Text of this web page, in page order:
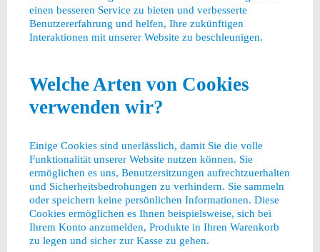
einen besseren Service zu bieten und verbesserte
Benutzererfahrung und helfen, Ihre zukünftigen
Interaktionen mit unserer Website zu beschleunigen.
Welche Arten von Cookies
verwenden wir?
Einige Cookies sind unerlässlich, damit Sie die volle
Funktionalität unserer Website nutzen können. Sie
ermöglichen es uns, Benutzersitzungen aufrechtzuerhalten
und Sicherheitsbedrohungen zu verhindern. Sie sammeln
oder speichern keine persönlichen Informationen. Diese
Cookies ermöglichen es Ihnen beispielsweise, sich bei
Ihrem Konto anzumelden, Produkte in Ihren Warenkorb
zu legen und sicher zur Kasse zu gehen.